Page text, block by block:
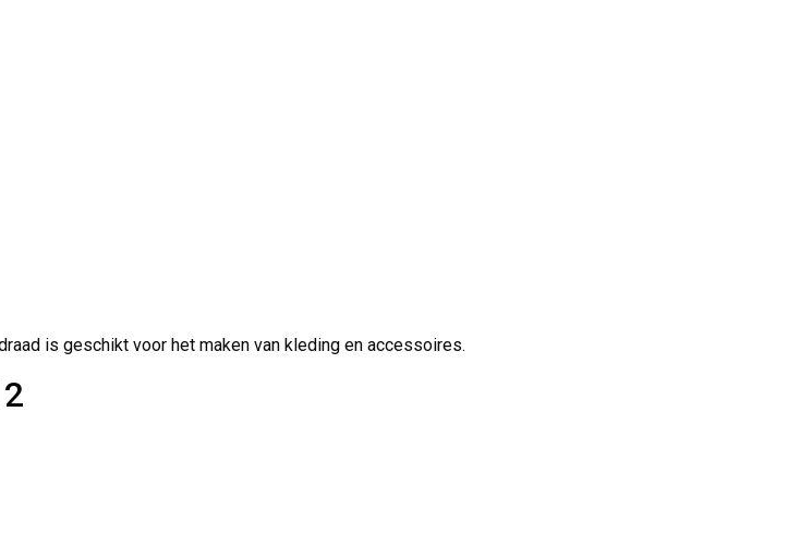
is geschikt voor het maken van kleding en accessoires.